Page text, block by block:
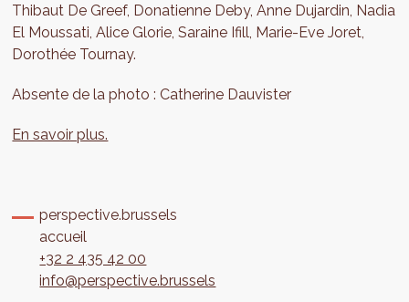
Thibaut De Greef, Donatienne Deby, Anne Dujardin, Nadia
El Moussati, Alice Glorie, Saraine Ifill, Marie-Eve Joret,
Dorothée Tournay.
Absente de la photo : Catherine Dauvister
En savoir plus.
perspective.brussels
accueil
+32 2 435 42 00
info@perspective.brussels